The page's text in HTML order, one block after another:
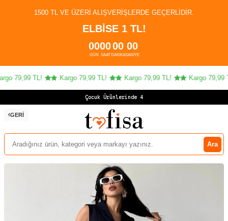
1500 TL VE ÜZERI ALIŞVERIŞLERDE GEÇERLIDIR.
ELBİSE 1 TL!
00
GÜN
00
SAAT
00
DAKIKA
00
SANIYE
79,99 TL! Kargo 79,99 TL! Kargo 79,99 TL! Kargo 79,99
Çocuk Ürünlerinde 4 A
GERI
Ara